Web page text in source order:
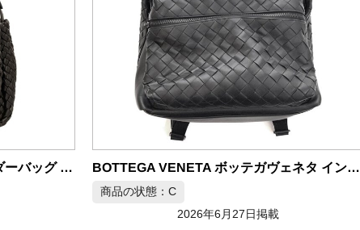
ボッテガヴェネタ コブル ショルダーバッグ レザー ダークブラウン BOTTEGA VENETA ボッテガヴェネタ イントレチャート リュックサック レザー
商品の状態：C
2026年6月27日掲載